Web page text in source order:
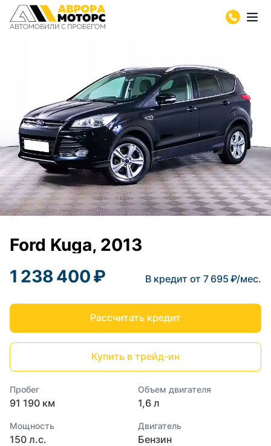
Ford Kuga, 2013
1 238 400 ₽
В кредит от 7 695 ₽/мес.
Рассчитать кредит
Купить в трейд-ин
Пробег
91 190 км
Объем двигателя
1,6 л
Мощность
150 л.с.
Двигатель
Бензин